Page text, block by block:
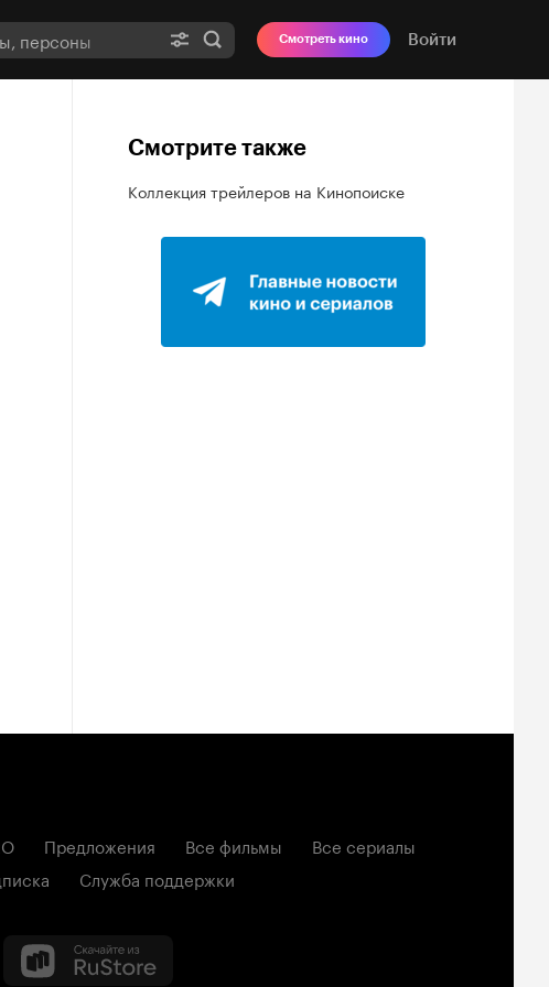
Смотреть кино Войти
Смотрите также
Коллекция трейлеров на Кинопоиске
Предложения Все фильмы
Все сериалы
Служба поддержки